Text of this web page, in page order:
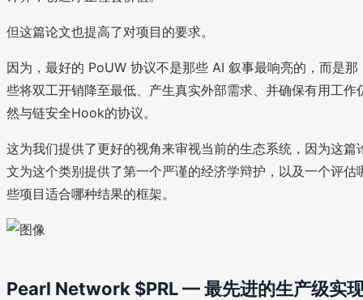
但这篇论文也提高了对项目的要求。
因为，最好的 PoUW 协议不是那些 AI 叙事最响亮的，而是那
些将双工开销降至最低、产生真实外部需求、并确保有用工作
然与链安全Hook的协议。
这为我们提供了更好的视角来审视当前的生态系统，因为这篇
文为这个类别提供了第一个严谨的经济学辩护，以及一个评估
些项目适合哪种结果的框架。
Pearl Network $PRL — 最先进的生产级实